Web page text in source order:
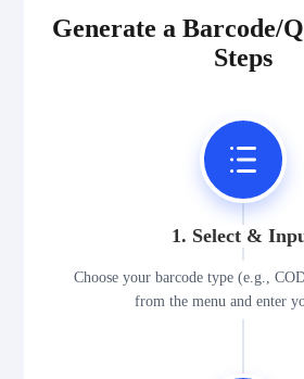
Generate a Barcode/
Steps
1. Select &
Choose your barcode type (e.g.,
from the menu and enter